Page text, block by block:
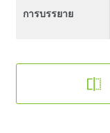
การบรรยาย